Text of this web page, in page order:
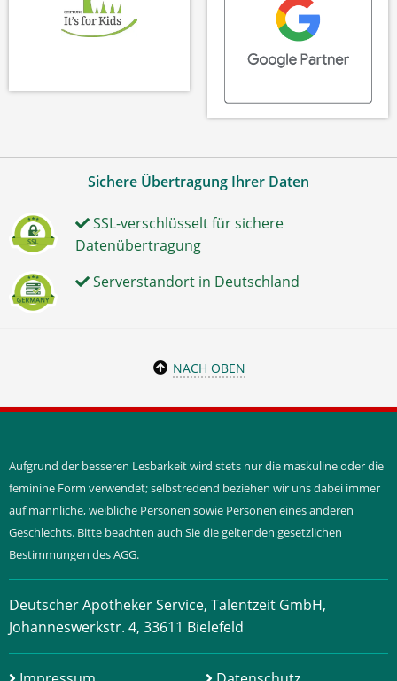
Sichere Übertragung Ihrer Daten
SSL-verschlüsselt für sichere
Datenübertragung
Serverstandort in Deutschland
NACH OBEN
Aufgrund der besseren Lesbarkeit wird stets nur die maskuline oder die
feminine Form verwendet; selbstredend beziehen wir uns dabei immer
auf männliche, weibliche Personen sowie Personen eines anderen
Geschlechts. Bitte beachten auch Sie die geltenden gesetzlichen
Bestimmungen des AGG.
Deutscher Apotheker Service, Talentzeit GmbH,
Johanneswerkstr. 4, 33611 Bielefeld